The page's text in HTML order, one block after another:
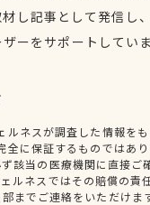
し記事として発信し
ーをサポートしてい
ネスが調査した情報を
全に保証するものではあ
該当の医療機関に直接ご
ルネスではその賠償の責
までご連絡をいただけま